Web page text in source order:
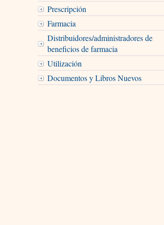
Prescripción
Farmacia
Distribuidores/administradores de
beneficios de farmacia
Utilización
Documentos y Libros Nuevos